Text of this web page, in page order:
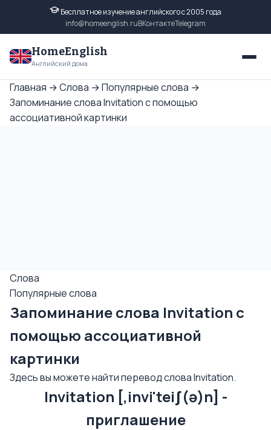
Бесплатное изучение английского с 2005 года
info@homeenglish.ruВКонтактеTelegram
HomeEnglish
Английский дома
Главная →Слова →Популярные слова →
Запоминание слова Invitation с помощью
ассоциативной картинки
Слова
Популярные слова
Запоминание слова Invitation с
помощью ассоциативной
картинки
Здесь вы можете найти перевод слова Invitation.
Invitation [,invi'teiʃ(ə)n] -
приглашение